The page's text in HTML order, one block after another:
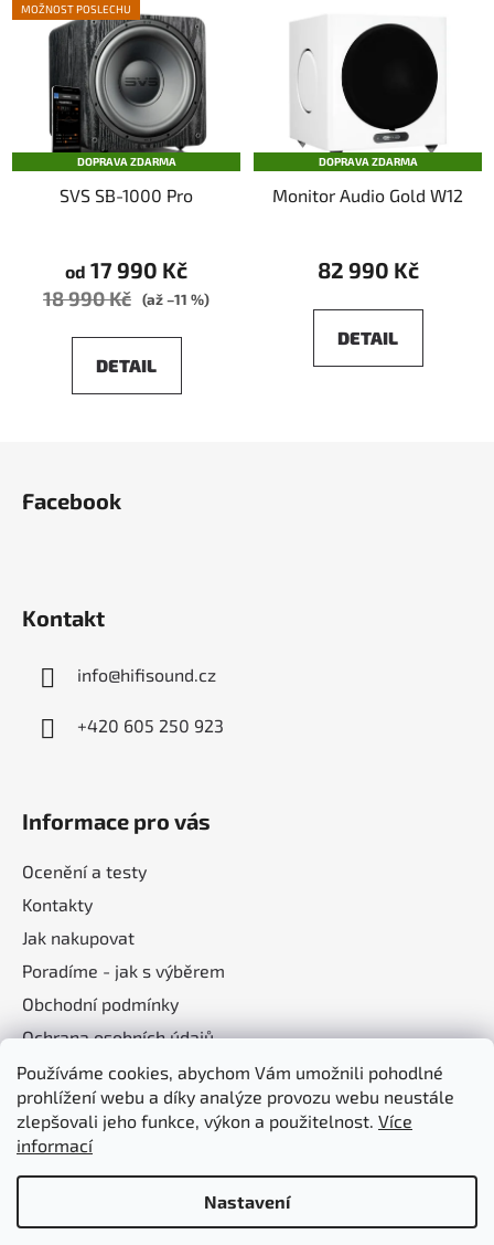
Používáme cookies, abychom Vám umožnili pohodlné
prohlížení webu a díky analýze provozu webu neustále
zlepšovali jeho funkce, výkon a použitelnost. Více
informací
Nastavení
MOŽNOST POSLECHU
DOPRAVA ZDARMA
SVS SB-1000 Pro
od 17 990 Kč
18 990 Kč (až –11 %)
DETAIL
DOPRAVA ZDARMA
Monitor Audio Gold W12
82 990 Kč
DETAIL
Facebook
Kontakt
info@hifisound.cz
+420 605 250 923
Informace pro vás
Ocenění a testy
Kontakty
Jak nakupovat
Poradíme - jak s výběrem
Obchodní podmínky
Ochrana osobních údajů
Nákupní košík
0KS /0 KČ